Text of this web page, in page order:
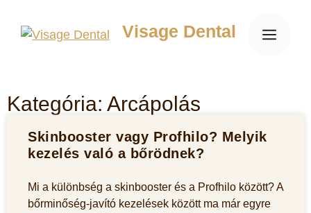
Visage Dental
Kategória: Arcápolás
Skinbooster vagy Profhilo? Melyik
kezelés való a bőrödnek?
Mi a különbség a skinbooster és a Profhilo között? A
bőrminőség-javító kezelések között ma már egyre